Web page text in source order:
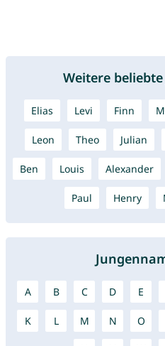
Weitere
Elias Levi Finn
Leon Theo Julian
Ben Louis Alexander
Paul Henry
A B C D E
K L M N O